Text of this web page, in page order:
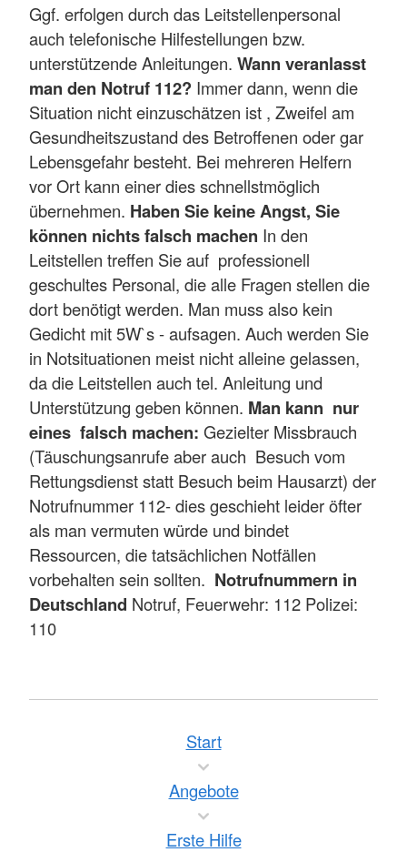
Ggf. erfolgen durch das Leitstellenpersonal
auch telefonische Hilfestellungen bzw.
unterstützende Anleitungen. Wann veranlasst
man den Notruf 112? Immer dann, wenn die
Situation nicht einzuschätzen ist , Zweifel am
Gesundheitszustand des Betroffenen oder gar
Lebensgefahr besteht. Bei mehreren Helfern
vor Ort kann einer dies schnellstmöglich
übernehmen. Haben Sie keine Angst, Sie
können nichts falsch machen In den
Leitstellen treffen Sie auf professionell
geschultes Personal, die alle Fragen stellen die
dort benötigt werden. Man muss also kein
Gedicht mit 5W`s - aufsagen. Auch werden Sie
in Notsituationen meist nicht alleine gelassen,
da die Leitstellen auch tel. Anleitung und
Unterstützung geben können. Man kann nur
eines falsch machen: Gezielter Missbrauch
(Täuschungsanrufe aber auch Besuch vom
Rettungsdienst statt Besuch beim Hausarzt) der
Notrufnummer 112- dies geschieht leider öfter
als man vermuten würde und bindet
Ressourcen, die tatsächlichen Notfällen
vorbehalten sein sollten. Notrufnummern in
Deutschland Notruf, Feuerwehr: 112 Polizei:
110
Start
Angebote
Erste Hilfe